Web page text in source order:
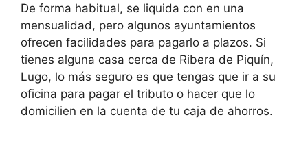
De forma habitual, se liquida con en una
mensualidad, pero algunos ayuntamientos
ofrecen facilidades para pagarlo a plazos. Si
tienes alguna casa cerca de Ribera de Piquín,
Lugo, lo más seguro es que tengas que ir a su
oficina para pagar el tributo o hacer que lo
domicilien en la cuenta de tu caja de ahorros.